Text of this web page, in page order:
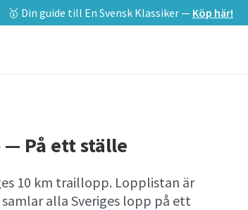
🥇 Din guide till En Svensk Klassiker — Köp här!
På ett ställe
10 km traillopp. Lopplistan är
alla Sveriges lopp på ett